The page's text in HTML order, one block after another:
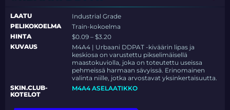
LAATU
Industrial Grade
PELIKOKOELMA
Train-kokoelma
HINTA
$0.09 – $3.20
KUVAUS
M4A4 | Urbaani DDPAT -kiväärin lipas ja
keskiosa on varustettu pikselimäisellä
maastokuviolla, joka on toteutettu useissa
pehmeissä harmaan sävyissä. Erinomainen
valinta niille, jotka arvostavat yksinkertaisuutta.
SKIN.CLUB-
KOTELOT
M4A4 ASELAATIKKO